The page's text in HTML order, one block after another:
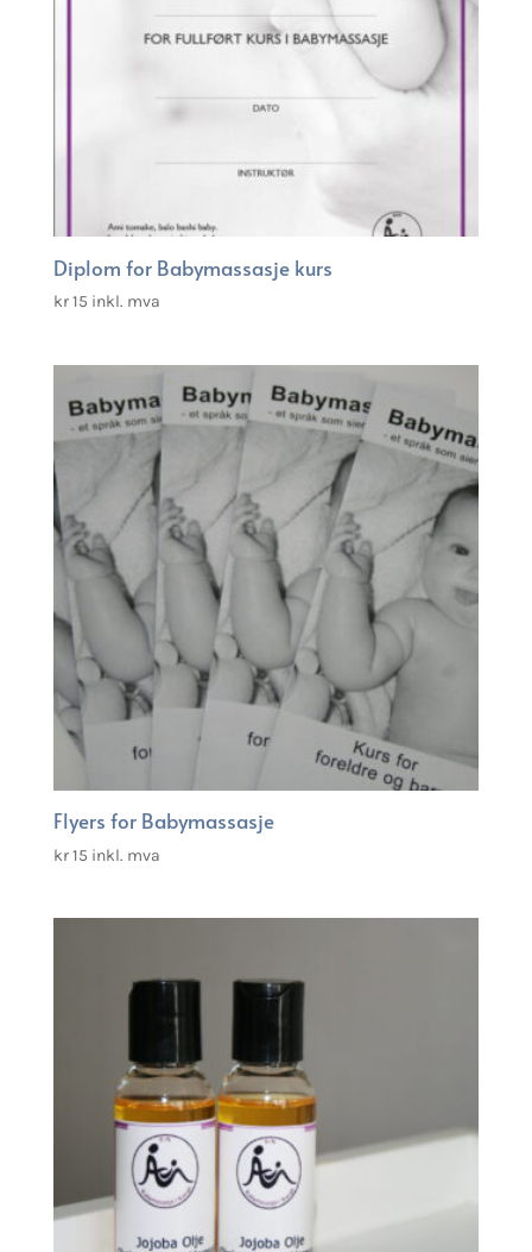
Diplom for Babymassasje kurs
kr15 inkl. mva
Flyers for Babymassasje
kr15 inkl. mva